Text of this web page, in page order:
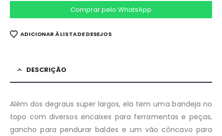
Comprar pelo WhatsApp
ADICIONAR À LISTA DE DESEJOS
DESCRIÇÃO
Além dos degraus super largos, ela tem uma bandeja no
topo com diversos encaixes para ferramentas e peças,
gancho para pendurar baldes e um vão côncavo para